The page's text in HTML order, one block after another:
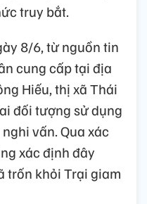
truy bắt.
8/6, từ nguồn tin
cung cấp tại địa
Hiếu, thị xã Thái
đối tượng sử dụng
vấn. Qua xác
xác định đây
trốn khỏi Trại giam